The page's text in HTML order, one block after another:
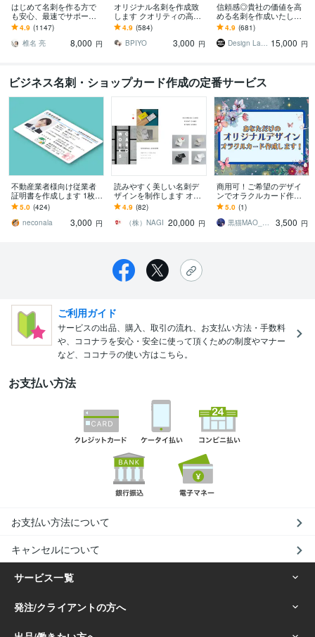
はじめて名刺を作る方で
も安心、最速でサポート
します 名刺デザイン実績
最多のプロデザイナーが
デザインいたします!
4.9 (1147)
椎名 亮
8,000 円
オリジナル名刺を作成致
します クオリティの高い
素敵な名刺デザインを
4.9 (584)
BPIYO
3,000 円
信頼感◎貴社の価値を高
める名刺を作成いたしま
す 修正回数無制限◇スタ
イリッシュ＆高級感で魅
せるモダンデザイン
4.9 (681)
Design Lab｜名刺・地図・印刷物 15,000 円
ビジネス名刺・ショップカード作成の定番サービス
不動産業者様向け従業者
証明書を作成します 1枚か
ら印刷＞プラスチックカ
ードの従業者証明書を作
成します
5.0 (424)
neconala
3,000 円
読みやすく美しい名刺デ
ザインを制作します オリ
ジナリティで印象に残る
名刺デザインをします！
4.9 (82)
（株）NAGI 20,000 円
商用可！ご希望のデザイ
ンでオラクルカード作成
します ☆☆伝えたいメッ
セージを載せて☆☆高解
像度のデータ販売！
5.0 (1)
黒猫MAO_official
3,500 円
ご利用ガイド
サービスの出品、購入、取引の流れ、お支払い方法・手数料
や、ココナラを安心・安全に使って頂くための制度やマナー
など、ココナラの使い方はこちら。
お支払い方法
お支払い方法について
キャンセルについて